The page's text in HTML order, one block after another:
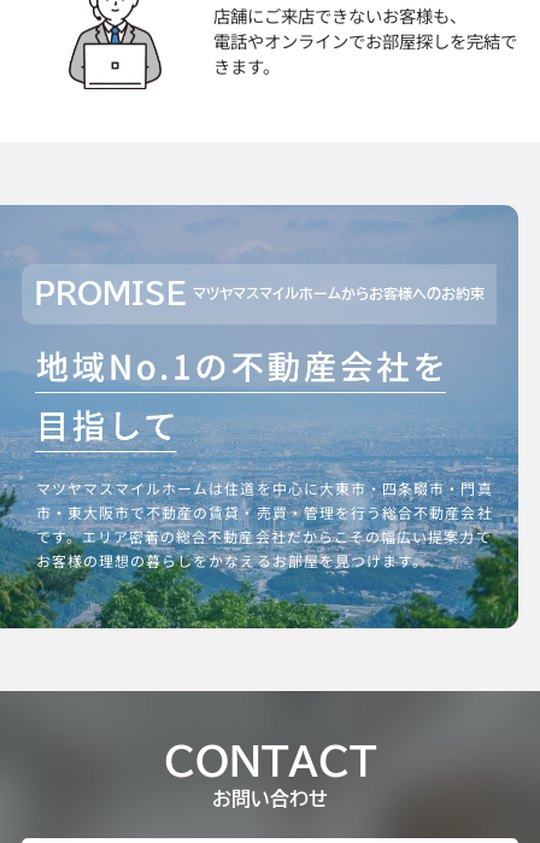
店舗にご来店できないお客様も、
電話やオンラインでお部屋探しを完結で
きます。
PROMISE マツヤマスマイルホームからお客様へのお約束
マツヤマスマイルホームは住道を中心に大東市・四条畷市・門真
市・東大阪市で不動産の賃貸・売買・管理を行う総合不動産会社
です。エリア密着の総合不動産会社だからこその幅広い提案力で
お客様の理想の暮らしをかなえるお部屋を見つけます。
CONTACT
お問い合わせ